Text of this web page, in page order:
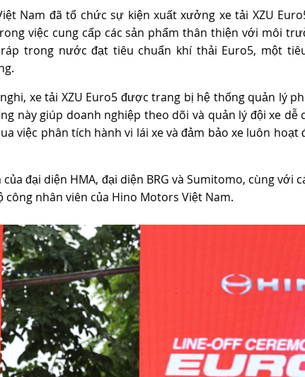
Nam đã tổ chức sự kiện xuất xưởng xe tải XZU
việc cung cấp các sản phẩm thân thiện với môi
trong nước đạt tiêu chuẩn khí thải Euro5, một
xe tải XZU Euro5 được trang bị hệ thống quản lý
này giúp doanh nghiệp theo dõi và quản lý đội xe dễ
việc phân tích hành vi lái xe và đảm bảo xe luôn hoạt
đại diện HMA, đại diện BRG và Sumitomo, cùng với
nhân viên của Hino Motors Việt Nam.